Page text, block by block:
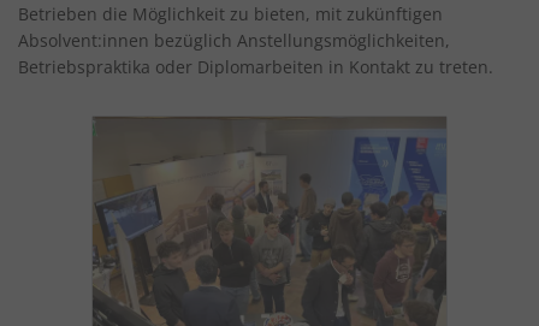
Betrieben die Möglichkeit zu bieten, mit zukünftigen
Absolvent:innen bezüglich Anstellungsmöglichkeiten,
Betriebspraktika oder Diplomarbeiten in Kontakt zu treten.